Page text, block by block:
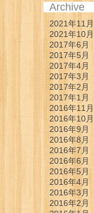
Archive
2021年11月
2021年10月
2017年6月
2017年5月
2017年4月
2017年3月
2017年2月
2017年1月
2016年11月
2016年10月
2016年9月
2016年8月
2016年7月
2016年6月
2016年5月
2016年4月
2016年3月
2016年2月